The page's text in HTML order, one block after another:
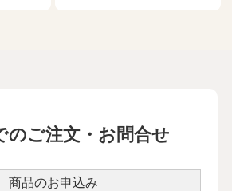
のご注文・お問合せ
商品のお申込み